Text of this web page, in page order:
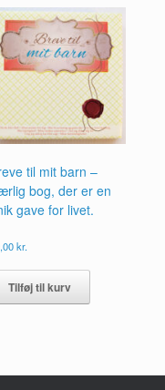
til mit barn –
bog, der er en
gave for livet.
kr.
Tilføj til kurv